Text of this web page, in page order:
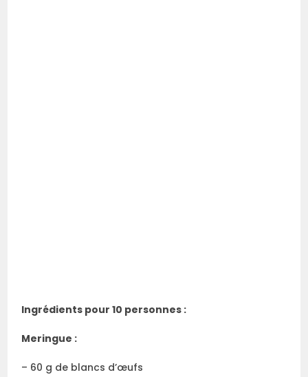
Ingrédients pour 10 personnes :
Meringue :
– 60 g de blancs d’œufs